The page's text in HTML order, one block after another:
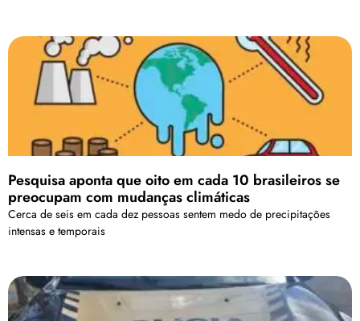
Pesquisa aponta que oito em cada 10 brasileiros se
preocupam com mudanças climáticas
Cerca de seis em cada dez pessoas sentem medo de precipitações
intensas e temporais